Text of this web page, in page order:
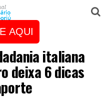
AQUI
italiana
deixa 6 dicas